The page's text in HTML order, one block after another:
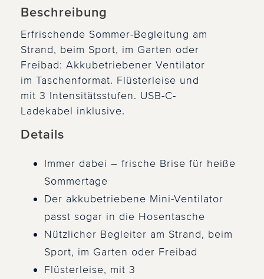
Beschreibung
Erfrischende Sommer-Begleitung am
Strand, beim Sport, im Garten oder
Freibad: Akkubetriebener Ventilator
im Taschenformat. Flüsterleise und
mit 3 Intensitätsstufen. USB-C-
Ladekabel inklusive.
Details
Immer dabei – frische Brise für heiße
Sommertage
Der akkubetriebene Mini-Ventilator
passt sogar in die Hosentasche
Nützlicher Begleiter am Strand, beim
Sport, im Garten oder Freibad
Flüsterleise, mit 3